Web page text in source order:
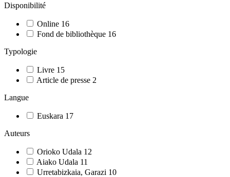
Disponibilité
Online 16
Fond de bibliothèque 16
Typologie
Livre 15
Article de presse 2
Langue
Euskara 17
Auteurs
Orioko Udala 12
Aiako Udala 11
Urretabizkaia, Garazi 10